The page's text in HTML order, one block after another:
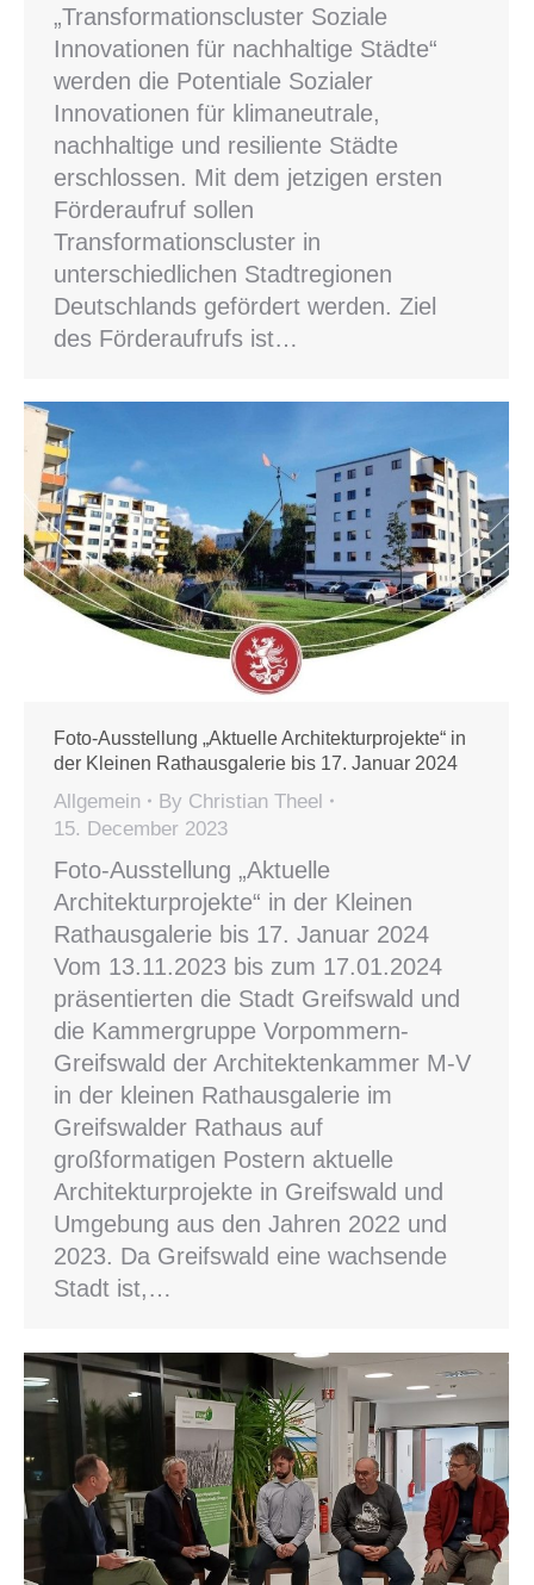
„Transformationscluster Soziale
Innovationen für nachhaltige Städte“
werden die Potentiale Sozialer
Innovationen für klimaneutrale,
nachhaltige und resiliente Städte
erschlossen. Mit dem jetzigen ersten
Förderaufruf sollen
Transformationscluster in
unterschiedlichen Stadtregionen
Deutschlands gefördert werden. Ziel
des Förderaufrufs ist…
Foto-Ausstellung „Aktuelle Architekturprojekte“ in
der Kleinen Rathausgalerie bis 17. Januar 2024
Allgemein By Christian Theel
15. December 2023
Foto-Ausstellung „Aktuelle
Architekturprojekte“ in der Kleinen
Rathausgalerie bis 17. Januar 2024
Vom 13.11.2023 bis zum 17.01.2024
präsentierten die Stadt Greifswald und
die Kammergruppe Vorpommern-
Greifswald der Architektenkammer M-V
in der kleinen Rathausgalerie im
Greifswalder Rathaus auf
großformatigen Postern aktuelle
Architekturprojekte in Greifswald und
Umgebung aus den Jahren 2022 und
2023. Da Greifswald eine wachsende
Stadt ist,…